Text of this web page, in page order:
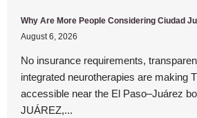
Why Are More People Considering Ciudad
August 6, 2026
No insurance requirements,
integrated neurotherapies are making
accessible near the El Paso–Juárez
JUÁREZ,...